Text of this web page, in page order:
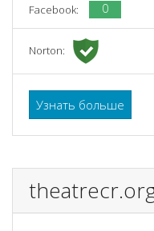
Facebook: 0
Norton:
Узнать больше